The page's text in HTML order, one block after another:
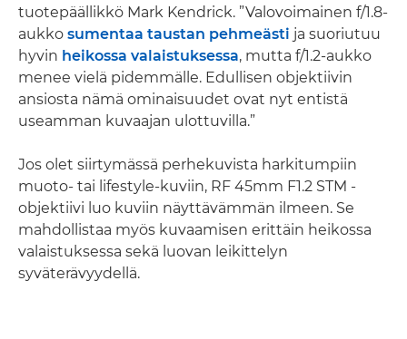
tuotepäällikkö Mark Kendrick. ”Valovoimainen f/1.8-
aukko sumentaa taustan pehmeästi ja suoriutuu
hyvin heikossa valaistuksessa, mutta f/1.2-aukko
menee vielä pidemmälle. Edullisen objektiivin
ansiosta nämä ominaisuudet ovat nyt entistä
useamman kuvaajan ulottuvilla.”
Jos olet siirtymässä perhekuvista harkitumpiin
muoto- tai lifestyle-kuviin, RF 45mm F1.2 STM -
objektiivi luo kuviin näyttävämmän ilmeen. Se
mahdollistaa myös kuvaamisen erittäin heikossa
valaistuksessa sekä luovan leikittelyn
syväterävyydellä.